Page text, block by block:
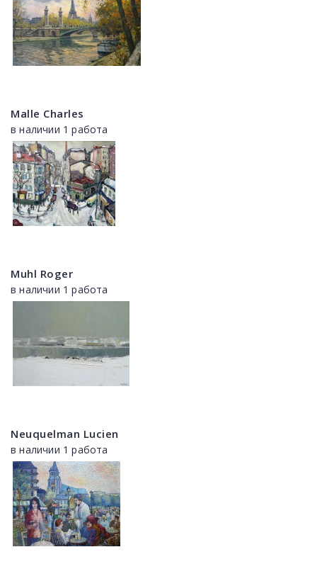
Malle Charles
в наличии 1 работа
Muhl Roger
в наличии 1 работа
Neuquelman Lucien
в наличии 1 работа